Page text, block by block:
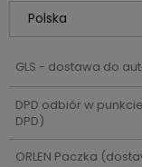
GLS - dostawa do
DPD odbiór w punkcie
DPD)
ORLEN Paczka